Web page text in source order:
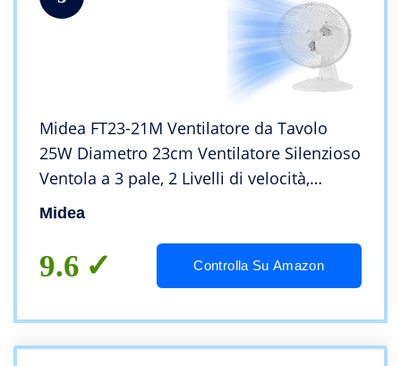
Midea FT23-21M Ventilatore da Tavolo
25W Diametro 23cm Ventilatore Silenzioso
Ventola a 3 pale, 2 Livelli di velocità,
oscillazione 80°Bianco
Midea
9.6 Controlla Su Amazon